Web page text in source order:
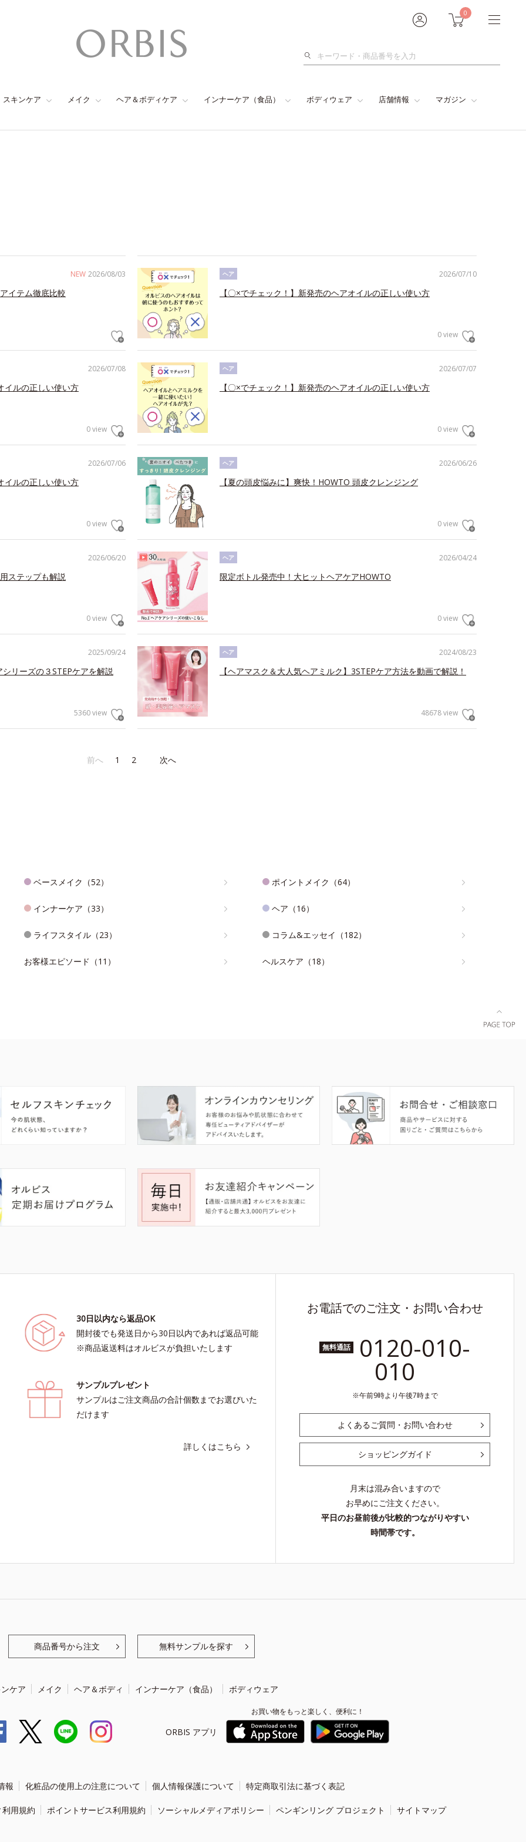
0
検
スキンケア メイク ヘア＆ボディケア インナーケア（食品） ボディウェア 店舗情報 マガジン
NEW 2026/08/03
イテム徹底比較
2026/07/10
ヘア
【〇×でチェック！】新発売のヘアオイルの正しい使い方
0 view
2026/07/08
イルの正しい使い方
0 view
2026/07/07
ヘア
【〇×でチェック！】新発売のヘアオイルの正しい使い方
0 view
2026/07/06
イルの正しい使い方
0 view
2026/06/26
ヘア
【夏の頭皮悩みに】爽快！HOWTO 頭皮クレンジング
0 view
2026/06/20
ステップも解説
0 view
2026/04/24
ヘア
限定ボトル発売中！大ヒットヘアケアHOWTO
0 view
2025/09/24
リーズの３STEPケアを解説
5360 view
2024/08/23
ヘア
【ヘアマスク＆大人気ヘアミルク】3STEPケア方法を動画で解説！
48678 view
前へ 1 2 次へ
ベースメイク（52） ポイントメイク（64）
インナーケア（33） ヘア（16）
ライフスタイル（23） コラム&エッセイ（182）
お客様エピソード（11） ヘルスケア（18）
30日以内なら返品OK
開封後でも発送日から30日以内であれば返品可能
※商品返送料はオルビスが負担いたします
サンプルプレゼント
サンプルはご注文商品の合計個数までお選びいた
だけます
詳しくはこちら
お電話でのご注文・お問い合わせ
無料通話 0120-010-
010
午前9時より午後7時まで
よくあるご質問・お問い合わせ
ショッピングガイド
月末は混み合いますので
お早めにご注文ください。
平日のお昼前後が比較的つながりやすい
時間帯です。
商品番号から注文 無料サンプルを探す
ケア メイク ヘア＆ボディ インナーケア（食品） ボディウェア
ORBIS アプリ
お買い物をもっと楽しく、便利に！
報 化粧品の使用上の注意について 個人情報保護について 特定商取引法に基づく表記
用規約 ポイントサービス利用規約 ソーシャルメディアポリシー ペンギンリング プロジェクト サイトマップ